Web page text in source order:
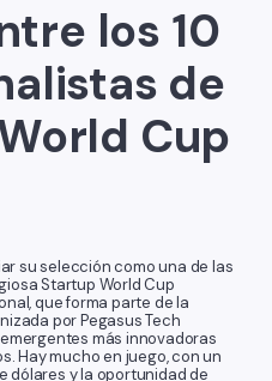
los 10
de
Cup
su selección como una de las
Startup World Cup
que forma parte de la
por Pegasus Tech
más innovadoras
Hay mucho en juego, con un
dólares y la oportunidad de